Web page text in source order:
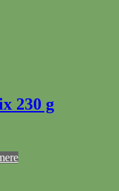
230 g